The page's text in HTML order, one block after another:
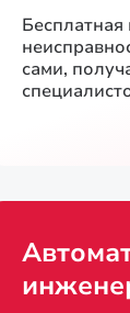
сами,